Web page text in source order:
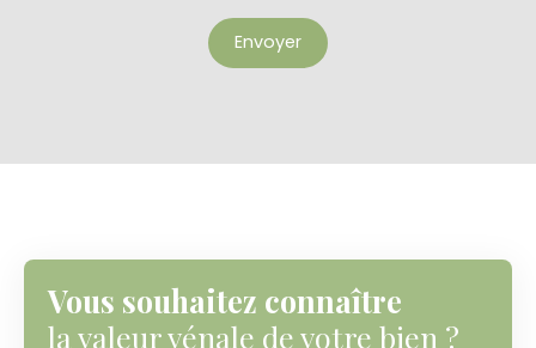
Envoyer
Vous souhaitez connaître
la valeur vénale de votre bien ?